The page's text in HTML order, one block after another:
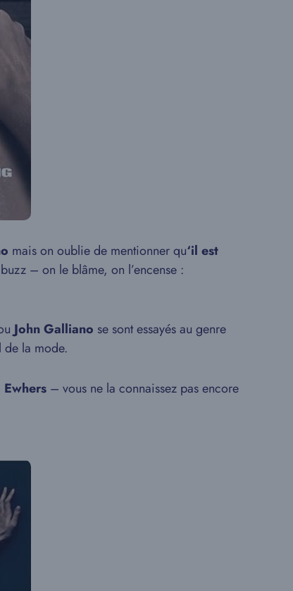
mais on oublie de mentionner qu‘il est
– on le blâme, on l’encense :
John Galliano se sont essayés au genre
de la mode.
Ewhers – vous ne la connaissez pas encore